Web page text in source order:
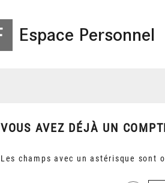
Espace Personnel
VOUS AVEZ DÉJÀ UN
Les champs avec un astérisque sont